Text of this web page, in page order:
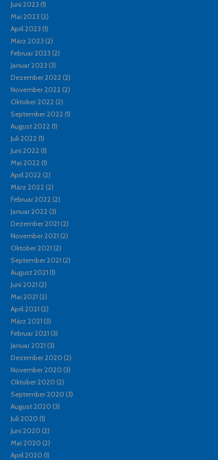
Juni 2023 (1)
Mai 2023 (2)
April 2023 (1)
März 2023 (2)
Februar 2023 (2)
Januar 2023 (3)
Dezember 2022 (2)
November 2022 (2)
Oktober 2022 (2)
September 2022 (1)
August 2022 (1)
Juli 2022 (1)
Juni 2022 (1)
Mai 2022 (1)
April 2022 (2)
März 2022 (2)
Februar 2022 (2)
Januar 2022 (3)
Dezember 2021 (2)
November 2021 (2)
Oktober 2021 (2)
September 2021 (2)
August 2021 (1)
Juni 2021 (2)
Mai 2021 (2)
April 2021 (2)
März 2021 (3)
Februar 2021 (3)
Januar 2021 (3)
Dezember 2020 (2)
November 2020 (3)
Oktober 2020 (2)
September 2020 (3)
August 2020 (3)
Juli 2020 (1)
Juni 2020 (2)
Mai 2020 (2)
April 2020 (1)